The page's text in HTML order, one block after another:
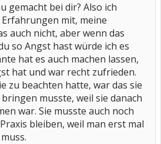
gemacht bei dir? Also ich
mit, meine
auch nicht, aber wenn das
so Angst hast würde ich es
hat es auch machen lassen,
hat und war recht zufrieden.
zu beachten hatte, war das sie
musste, weil sie danach
war. Sie musste auch noch
bleiben, weil man erst mal